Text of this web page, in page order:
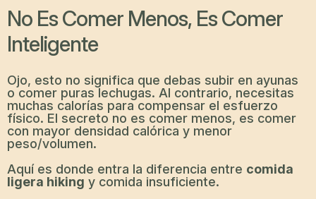
No Es Comer Menos, Es Comer
Inteligente
Ojo, esto no significa que debas subir en ayunas
o comer puras lechugas. Al contrario, necesitas
muchas calorías para compensar el esfuerzo
físico. El secreto no es comer menos, es comer
con mayor densidad calórica y menor
peso/volumen.
Aquí es donde entra la diferencia entre comida
ligera hiking y comida insuficiente.